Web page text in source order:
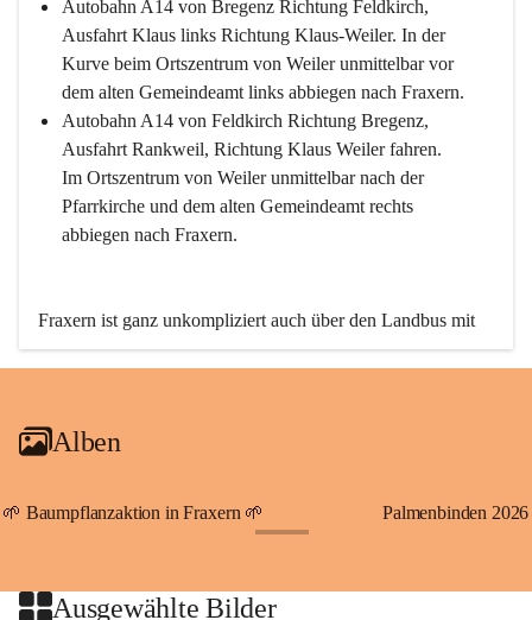
Autobahn A14 von Bregenz Richtung Feldkirch,
Ausfahrt Klaus links Richtung Klaus-Weiler. In der
Kurve beim Ortszentrum von Weiler unmittelbar vor
dem alten Gemeindeamt links abbiegen nach Fraxern.
Autobahn A14 von Feldkirch Richtung Bregenz,
Ausfahrt Rankweil, Richtung Klaus Weiler fahren.
Im Ortszentrum von Weiler unmittelbar nach der
Pfarrkirche und dem alten Gemeindeamt rechts
abbiegen nach Fraxern.
Fraxern ist ganz unkompliziert auch über den Landbus mit
den öffentlichen Verkehrsmitteln zu erreichen. Die Linie
An Samstagen, Sonn- und Feiertagen können Sie bequem
persönlichen Linienbus zur gewünschten Zeit zu Ihrer
Haltestelle bestellen. Sowohl von Weiler kommend nach
beide Fahrten Weiler-Fraxern-Weiler.
Alben
🌱 Baumpflanzaktion in Fraxern 🌱 Palmenbinden 2026
Ausgewählte Bilder